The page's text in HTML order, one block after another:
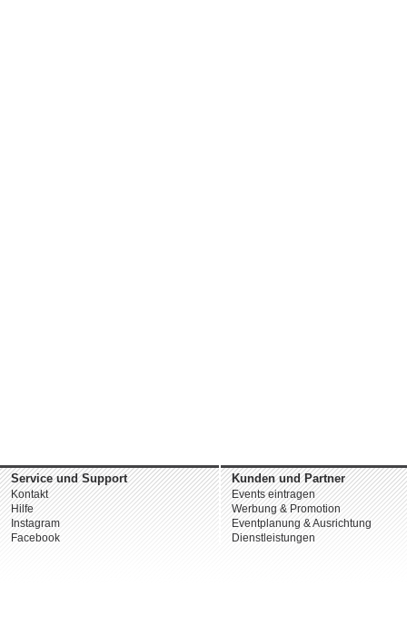
Service und Support
Kontakt
Hilfe
Instagram
Facebook
Kunden und Partner
Events eintragen
Werbung & Promotion
Eventplanung & Ausrichtung
Dienstleistungen